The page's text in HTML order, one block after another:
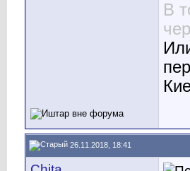
В
26.11.2018, 18:41